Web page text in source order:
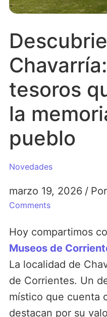
tesoros
la
pueblo
Novedades
marzo 19, 2026 / Por
Comments
Hoy compartimos
Museos de
La localidad de
de Corrientes. Un
místico que cuenta
destacan por su